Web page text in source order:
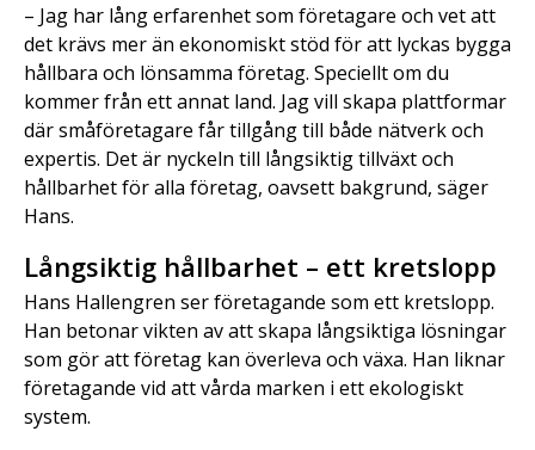
– Jag har lång erfarenhet som företagare och vet att
det krävs mer än ekonomiskt stöd för att lyckas bygga
hållbara och lönsamma företag. Speciellt om du
kommer från ett annat land. Jag vill skapa plattformar
där småföretagare får tillgång till både nätverk och
expertis. Det är nyckeln till långsiktig tillväxt och
hållbarhet för alla företag, oavsett bakgrund, säger
Hans.
Långsiktig hållbarhet – ett kretslopp
Hans Hallengren ser företagande som ett kretslopp.
Han betonar vikten av att skapa långsiktiga lösningar
som gör att företag kan överleva och växa. Han liknar
företagande vid att vårda marken i ett ekologiskt
system.